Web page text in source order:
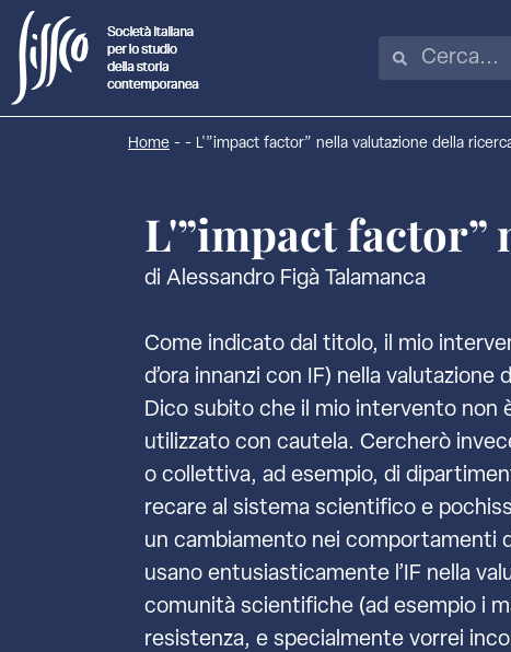
Home - - L'”impact factor” nella valutazione della
L'”impact factor”
di Alessandro Figà Talamanca
Come indicato dal titolo, il mio
d’ora innanzi con IF) nella valutazione
Dico subito che il mio intervento non
utilizzato con cautela. Cercherò
o collettiva, ad esempio, di
recare al sistema scientifico e
un cambiamento nei comportamenti
usano entusiasticamente l’IF nella
comunità scientifiche (ad esempio i
resistenza, e specialmente vorrei